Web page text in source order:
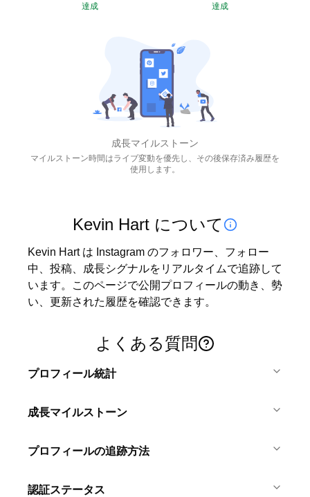
達成 達成
成長マイルストーン
マイルストーン時間はライブ変動を優先し、その後保存済み履歴を
使用します。
Kevin Hart について
Kevin Hart は Instagram のフォロワー、フォロー
中、投稿、成長シグナルをリアルタイムで追跡して
います。このページで公開プロフィールの動き、勢
い、更新された履歴を確認できます。
よくある質問
プロフィール統計
成長マイルストーン
プロフィールの追跡方法
認証ステータス